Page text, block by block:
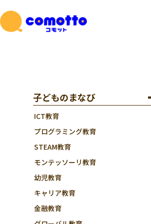
子どものまなび
ICT教育
プログラミング教育
STEAM教育
モンテッソーリ教育
幼児教育
キャリア教育
金融教育